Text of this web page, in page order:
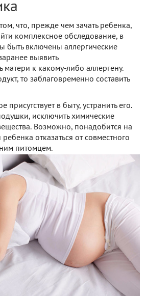
что, прежде чем зачать ребенка,
комплексное обследование, в
быть включены аллергические
выявить
матери к какому-либо аллергену.
то заблаговременно составить
присутствует в быту, устранить его.
исключить химические
Возможно, понадобится на
отказаться от совместного
питомцем.